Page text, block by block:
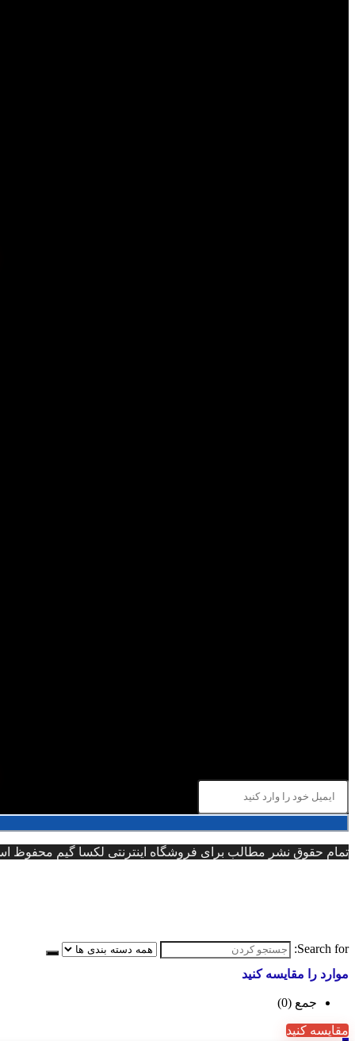
تمام حقوق نشر مطالب برای فروشگاه اینترنتی لکسا گیم محفوظ
Search for:
موارد را مقایسه کنید
جمع (0
)
مقایسه کنید